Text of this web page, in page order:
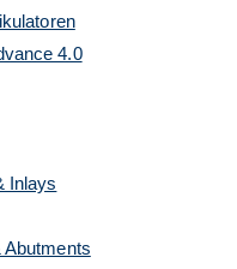
4.0
Inlays
Abutments